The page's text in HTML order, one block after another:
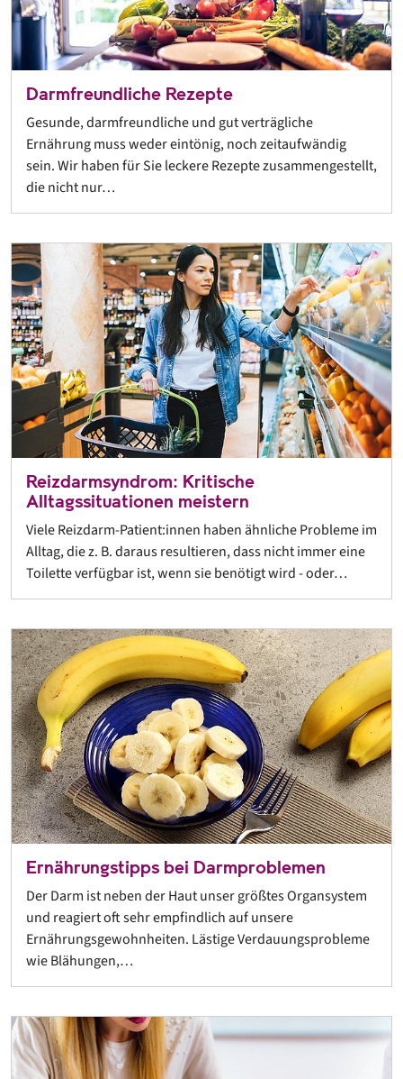
Darmfreundliche Rezepte
Gesunde, darmfreundliche und gut verträgliche
Ernährung muss weder eintönig, noch zeitaufwändig
sein. Wir haben für Sie leckere Rezepte zusammengestellt,
die nicht nur…
Reizdarmsyndrom: Kritische
Alltagssituationen meistern
Viele Reizdarm-Patient:innen haben ähnliche Probleme im
Alltag, die z. B. daraus resultieren, dass nicht immer eine
Toilette verfügbar ist, wenn sie benötigt wird - oder…
Ernährungstipps bei Darmproblemen
Der Darm ist neben der Haut unser größtes Organsystem
und reagiert oft sehr empfindlich auf unsere
Ernährungsgewohnheiten. Lästige Verdauungsprobleme
wie Blähungen,…